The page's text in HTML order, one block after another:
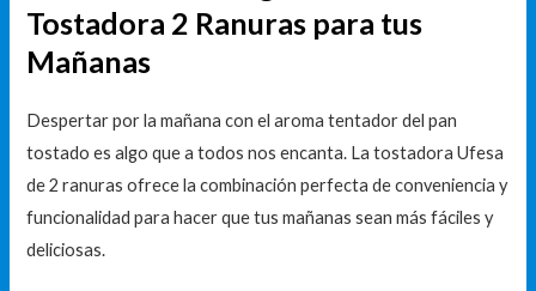
Tostadora 2 Ranuras para tus
Mañanas
Despertar por la mañana con el aroma tentador del pan
tostado es algo que a todos nos encanta. La tostadora Ufesa
de 2 ranuras ofrece la combinación perfecta de conveniencia y
funcionalidad para hacer que tus mañanas sean más fáciles y
deliciosas.